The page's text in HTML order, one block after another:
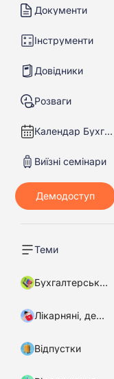
Документи
Інструменти
Довідники
Розваги
Календар Бухгалтера
Виїзні семінари
Теми
Бухгалтерський облік
Лікарняні, декретні
Відпустки